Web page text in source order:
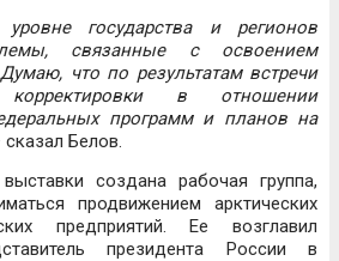
государства и регионов
связанные с освоением
что по результатам встречи
в отношении
программ и планов на
Белов.
создана рабочая группа,
продвижением арктических
предприятий. Ее возглавил
президента России в